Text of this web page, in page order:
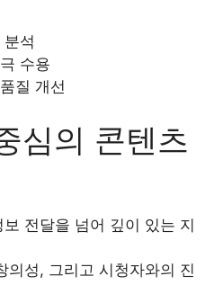
석
수용
질 개선
심의 콘텐츠
전달을 넘어 깊이 있는 지
의성, 그리고 시청자와의 진